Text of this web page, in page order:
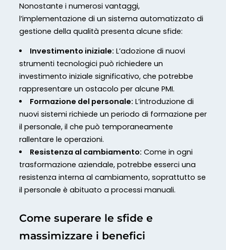
Nonostante i numerosi vantaggi,
l’implementazione di un sistema automatizzato di
gestione della qualità presenta alcune sfide:
Investimento iniziale: L’adozione di nuovi
strumenti tecnologici può richiedere un
investimento iniziale significativo, che potrebbe
rappresentare un ostacolo per alcune PMI.
Formazione del personale: L’introduzione di
nuovi sistemi richiede un periodo di formazione per
il personale, il che può temporaneamente
rallentare le operazioni.
Resistenza al cambiamento: Come in ogni
trasformazione aziendale, potrebbe esserci una
resistenza interna al cambiamento, soprattutto se
il personale è abituato a processi manuali.
Come superare le sfide e
massimizzare i benefici